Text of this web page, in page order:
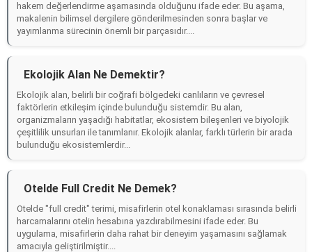
hakem değerlendirme aşamasında olduğunu ifade eder. Bu aşama,
makalenin bilimsel dergilere gönderilmesinden sonra başlar ve
yayımlanma sürecinin önemli bir parçasıdır....
Ekolojik Alan Ne Demektir?
Ekolojik alan, belirli bir coğrafi bölgedeki canlıların ve çevresel
faktörlerin etkileşim içinde bulunduğu sistemdir. Bu alan,
organizmaların yaşadığı habitatlar, ekosistem bileşenleri ve biyolojik
çeşitlilik unsurları ile tanımlanır. Ekolojik alanlar, farklı türlerin bir arada
bulunduğu ekosistemlerdir...
Otelde Full Credit Ne Demek?
Otelde "full credit" terimi, misafirlerin otel konaklaması sırasında belirli
harcamalarını otelin hesabına yazdırabilmesini ifade eder. Bu
uygulama, misafirlerin daha rahat bir deneyim yaşamasını sağlamak
amacıyla geliştirilmiştir....